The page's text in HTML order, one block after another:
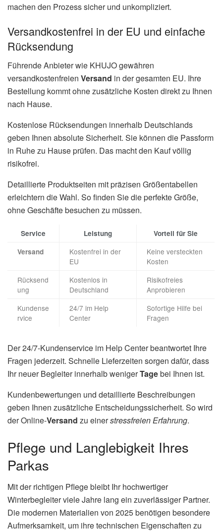
machen den Prozess sicher und unkompliziert.
Versandkostenfrei in der EU und einfache
Rücksendung
Führende Anbieter wie KHUJO gewähren
versandkostenfreien Versand in der gesamten EU. Ihre
Bestellung kommt ohne zusätzliche Kosten direkt zu Ihnen
nach Hause.
Kostenlose Rücksendungen innerhalb Deutschlands
geben Ihnen absolute Sicherheit. Sie können die Passform
in Ruhe zu Hause prüfen. Das macht den Kauf völlig
risikofrei.
Detaillierte Produktseiten mit präzisen Größentabellen
erleichtern die Wahl. So finden Sie die perfekte Größe,
ohne Geschäfte besuchen zu müssen.
Service Leistung
Vorteil für Sie
Versand
Kostenfrei in der
EU
Keine versteckten
Kosten
Rücksend
ung
Kostenlos in
Deutschland
Risikofreies
Anprobieren
Kundense
rvice
24/7 im Help
Center
Sofortige Hilfe bei
Fragen
Der 24/7-Kundenservice im Help Center beantwortet Ihre
Fragen jederzeit. Schnelle Lieferzeiten sorgen dafür, dass
Ihr neuer Begleiter innerhalb wenigerTagebei Ihnen ist.
Kundenbewertungen und detaillierte Beschreibungen
geben Ihnen zusätzliche Entscheidungssicherheit. So wird
der Online-Versand zu einerstressfreien Erfahrung.
Pflege und Langlebigkeit Ihres
Parkas
Mit der richtigen Pflege bleibt Ihr hochwertiger
Winterbegleiter viele Jahre lang ein zuverlässiger Partner.
Die modernen Materialien von 2025 benötigen besondere
Aufmerksamkeit, um ihre technischen Eigenschaften zu